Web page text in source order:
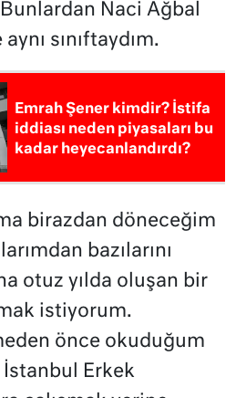
Naci Ağbal
sınıftaydım.
Emrah Şener kimdir? İstifa
iddiası neden piyasaları bu
kadar heyecanlandırdı?
birazdan döneceğim
bazılarını
otuz yılda oluşan bir
istiyorum.
önce okuduğum
Erkek